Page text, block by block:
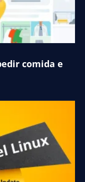
comida e